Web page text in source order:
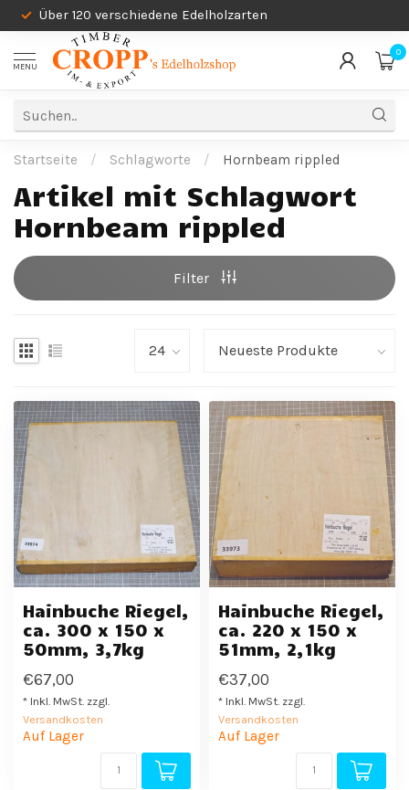
Über 120 verschiedene Edelholzarten
MENU
0
Startseite / Schlagworte / Hornbeam rippled
Artikel mit Schlagwort
Hornbeam rippled
Filter
Hainbuche Riegel,
ca. 300 x 150 x
50mm, 3,7kg
€67,00
* Inkl. MwSt. zzgl.
Versandkosten
Auf Lager
Hainbuche Riegel,
ca. 220 x 150 x
51mm, 2,1kg
€37,00
* Inkl. MwSt. zzgl.
Versandkosten
Auf Lager